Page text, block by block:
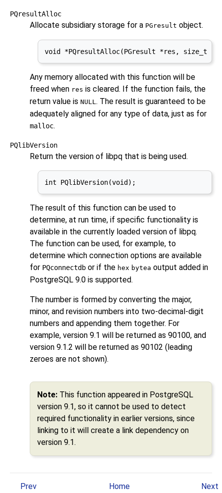
PQresultAlloc
Allocate subsidiary storage for a PGresult object.
void *PQresultAlloc(PGresult *res, size_t
Any memory allocated with this function will be
freed when res is cleared. If the function fails, the
return value is NULL. The result is guaranteed to be
adequately aligned for any type of data, just as for
malloc.
PQlibVersion
Return the version of libpq that is being used.
int PQlibVersion(void);
The result of this function can be used to
determine, at run time, if specific functionality is
available in the currently loaded version of libpq.
The function can be used, for example, to
determine which connection options are available
for PQconnectdb or if the hex bytea output added in
PostgreSQL 9.0 is supported.
The number is formed by converting the major,
minor, and revision numbers into two-decimal-digit
numbers and appending them together. For
example, version 9.1 will be returned as 90100, and
version 9.1.2 will be returned as 90102 (leading
zeroes are not shown).
Note: This function appeared in PostgreSQL
version 9.1, so it cannot be used to detect
required functionality in earlier versions, since
linking to it will create a link dependency on
version 9.1.
Prev Home
Next